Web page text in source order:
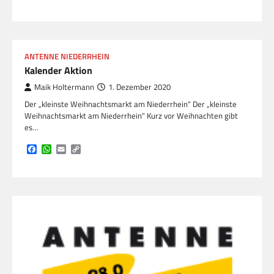
ANTENNE NIEDERRHEIN
Kalender Aktion
Maik Holtermann 1. Dezember 2020
Der „kleinste Weihnachtsmarkt am Niederrhein“ Der „kleinste
Weihnachtsmarkt am Niederrhein“ Kurz vor Weihnachten gibt
es…
Facebook
WhatsApp
Email